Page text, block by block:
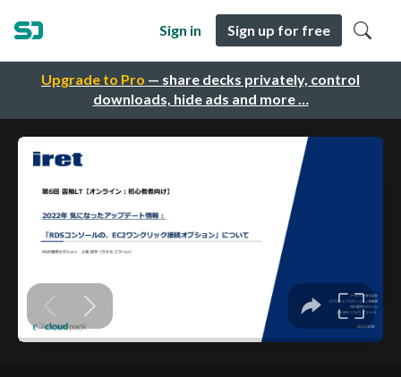
Upgrade to Pro — share decks privately, control
downloads, hide ads and more …
Sign in Sign up for free